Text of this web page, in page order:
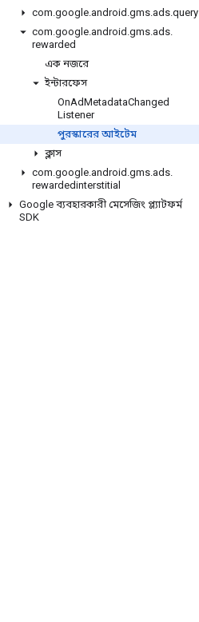
com.google.android .gms.ads.query
com.google.android .gms.ads.
rewarded
এক নজরে
ইন্টারফেস
OnAdMetadataChanged
Listener
পুরস্কারের আইটেম
ক্লাস
com.google.android .gms.ads.
rewardedinterstitial
Google ব্যবহারকারী মেসেজিং প্ল্যাটফর্ম
SDK